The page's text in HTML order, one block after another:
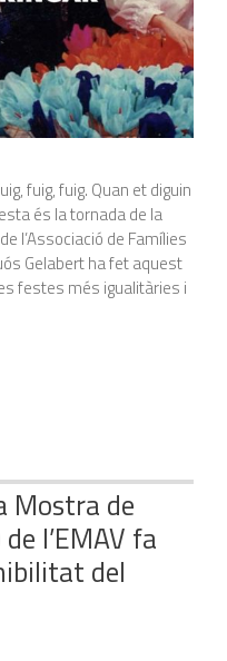
fuig, fuig. Quan et diguin
és la tornada de la
l’Associació de Famílies
Gelabert ha fet aquest
festes més igualitàries i
Mostra de
l’EMAV fa
del